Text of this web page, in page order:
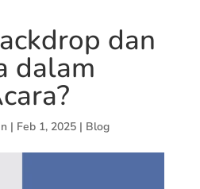
dan
dalam
| Feb 1, 2025| Blog